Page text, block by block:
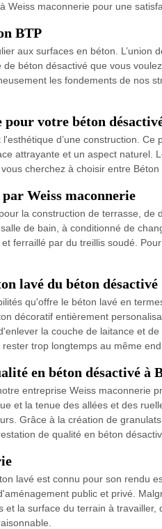
Weiss maconnerie pour une
BTP
aux surfaces en béton.
béton désactivé que vous
les fondements de nos
votre béton
d’une construction.
attrayante et un aspect naturel.
cherchez à choisir entre
Weiss maconnerie
la construction de terrasse,
de bain, à conditionné de
ferraillé par du treillis soudé.
lavé du béton désactivé
qu'offre le béton lavé en
décoratif entièrement
la couche de laitance et
trop longtemps au même
en béton désactivé à
entreprise Weiss maconnerie
et la tenue des allées et des
Grâce à la création de
de qualité en béton
lavé est connu pour son rendu
public et privé.
la surface du terrain à